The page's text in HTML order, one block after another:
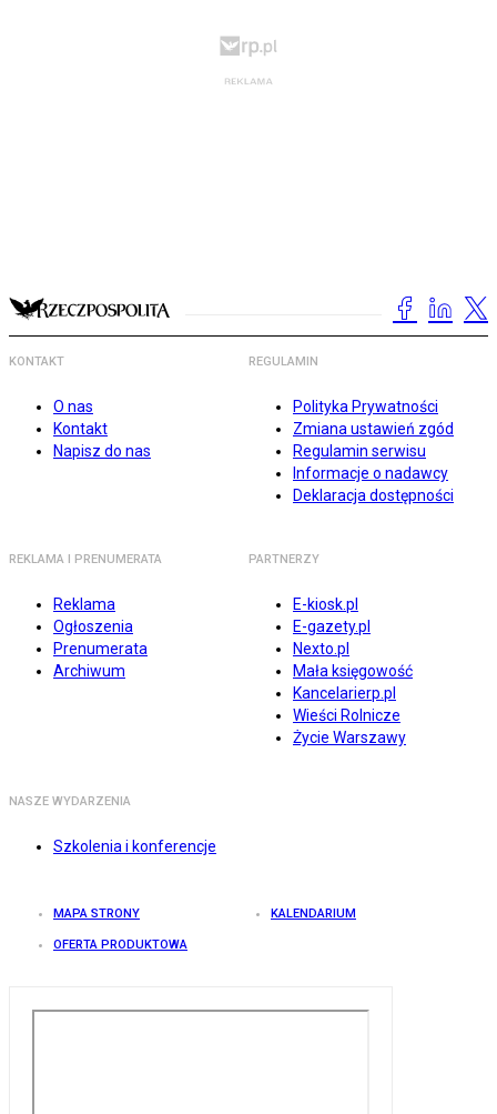
KONTAKT
O nas
Kontakt
Napisz do nas
REGULAMIN
Polityka Prywatności
Zmiana ustawień zgód
Regulamin serwisu
Informacje o nadawcy
Deklaracja dostępności
REKLAMA I PRENUMERATA
Reklama
Ogłoszenia
Prenumerata
Archiwum
PARTNERZY
E-kiosk.pl
E-gazety.pl
Nexto.pl
Mała księgowość
Kancelarierp.pl
Wieści Rolnicze
Życie Warszawy
NASZE WYDARZENIA
Szkolenia i konferencje
MAPA STRONY KALENDARIUM
OFERTA PRODUKTOWA